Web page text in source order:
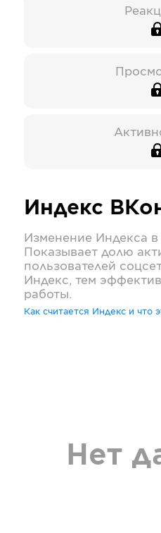
Индекс
Изменение Индекса в
Показывает долю
пользователей
Индекс, тем
работы.
Как считается Индекс и что
Нет